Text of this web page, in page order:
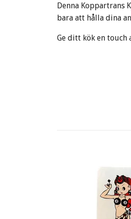
Denna Koppartrans
bara att hålla dina
Ge ditt kök en touch